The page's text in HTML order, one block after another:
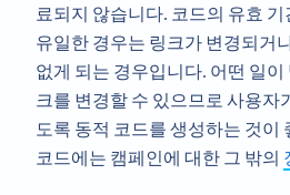
료되지 않습니다. 코드의 유효
유일한 경우는 링크가 변경되거
없게 되는 경우입니다. 어떤 일
크를 변경할 수 있으므로 사용자
도록 동적 코드를 생성하는 것이
코드에는 캠페인에 대한 그 밖의